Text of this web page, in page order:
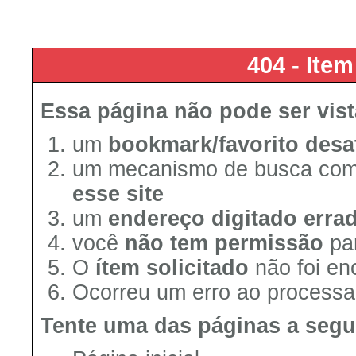
404 -
Essa página não pode ser
um bookmark/favorito
um mecanismo de busca
esse site
um endereço digitado
você não tem permissão
O ítem solicitado não foi
Ocorreu um erro ao
Tente uma das páginas a